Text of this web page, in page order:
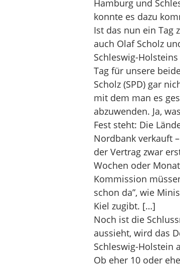
Hamburg und
konnte es dazu
Ist das nun ein Tag
auch Olaf Scholz
Schleswig-
Tag für unsere
Scholz (SPD) gar
mit dem man es
abzuwenden. Ja,
Fest steht: Die
Nordbank verkauft
der Vertrag zwar
Wochen oder
Kommission
schon da”, wie
Kiel zugibt. […]
Noch ist die
aussieht, wird das
Schleswig-Holstein
Ob eher 10 oder